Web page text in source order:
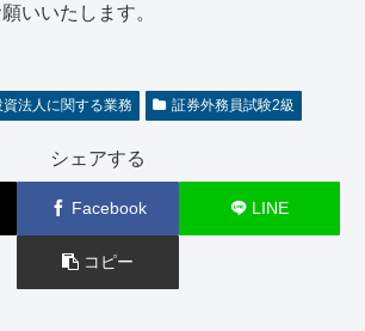
いいたします。
法人に関する業務 証券外務員試験2級
シェアする
Facebook LINE
コピー